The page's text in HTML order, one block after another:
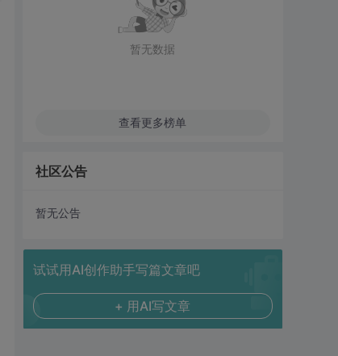
暂无数据
查看更多榜单
社区公告
暂无公告
试试用AI创作助手写篇文章吧
+ 用AI写文章